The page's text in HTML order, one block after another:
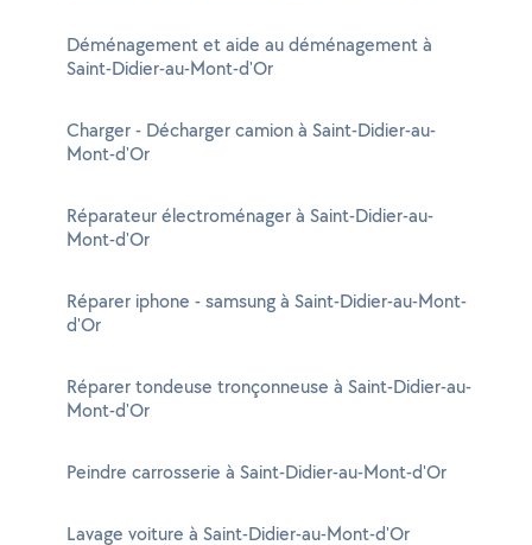
Déménagement et aide au déménagement à
Saint-Didier-au-Mont-d'Or
Charger - Décharger camion à Saint-Didier-au-
Mont-d'Or
Réparateur électroménager à Saint-Didier-au-
Mont-d'Or
Réparer iphone - samsung à Saint-Didier-au-Mont-
d'Or
Réparer tondeuse tronçonneuse à Saint-Didier-au-
Mont-d'Or
Peindre carrosserie à Saint-Didier-au-Mont-d'Or
Lavage voiture à Saint-Didier-au-Mont-d'Or